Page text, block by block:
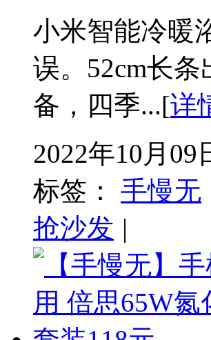
小米智能冷暖
误。52cm长
备，四季...[详
2022年10月09
标签：
手慢无
抢沙发 |